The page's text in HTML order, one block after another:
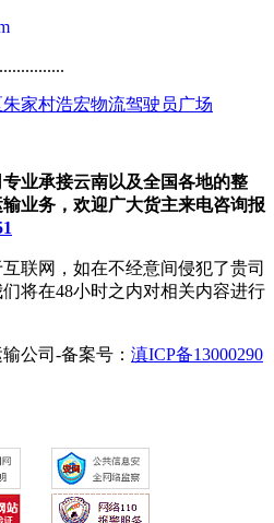
家村浩宏物流驾驶员广场
业承接云南以及全国各地的整
业务，欢迎广大货主来电咨询报
联网，如在不经意间侵犯了贵司
将在48小时之内对相关内容进行
公司-备案号： 滇ICP备13000290